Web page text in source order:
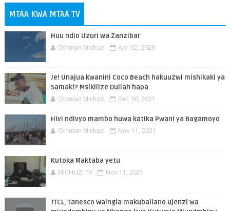
MTAA KWA MTAA TV
Huu ndio Uzuri wa Zanzibar
Othman Michuzi Apr 02, 2023
Je! Unajua kwanini Coco Beach hakuuzwi mishikaki ya
Samaki? Msikilize Dullah hapa
Othman Michuzi Dec 30, 2021
Hivi ndivyo mambo huwa katika Pwani ya Bagamoyo
Othman Michuzi Nov 11, 2021
Kutoka Maktaba yetu
MICHUZI TV Nov 11, 2021
TTCL, Tanesco Waingia makubaliano ujenzi wa